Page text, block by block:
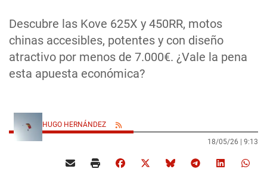
Descubre las Kove 625X y 450RR, motos
chinas accesibles, potentes y con diseño
atractivo por menos de 7.000€. ¿Vale la pena
esta apuesta económica?
HUGO HERNÁNDEZ
18/05/26 | 9:13